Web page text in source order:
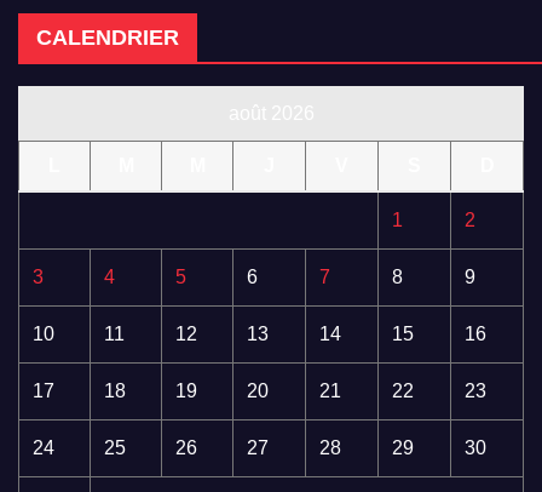
CALENDRIER
1 2
3 4 5 6 7 8 9
10 11 12 13 14 15 16
17 18 19 20 21 22 23
24 25 26 27 28 29 30